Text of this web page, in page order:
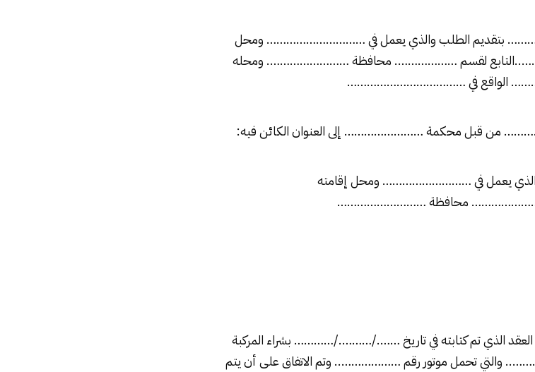
بتقديم الطلب والذي يعمل في ………………………… ومحل
لقسم ………………. محافظة ……………………. ومحله
الواقع في ………………………………
من قبل محكمة …………………… إلى العنوان الكائن فيه:
يعمل في ……………………… ومحل إقامته
………………… محافظة ………………………
الذي تم كتابته في تاريخ ……./………./………… بشراء المركبة
والتي تحمل موتور رقم ……………….. وتم الاتفاق على أن يتم